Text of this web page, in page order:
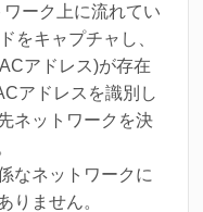
ーク上に流れてい
をキャプチャし、
アドレス)が存在
アドレスを識別し
ネットワークを決
なネットワークに
りません。